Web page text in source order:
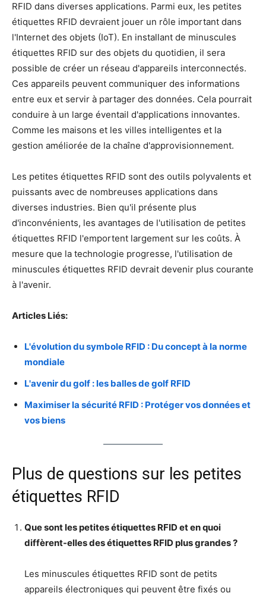
RFID dans diverses applications. Parmi eux, les petites
étiquettes RFID devraient jouer un rôle important dans
l'Internet des objets (IoT). En installant de minuscules
étiquettes RFID sur des objets du quotidien, il sera
possible de créer un réseau d'appareils interconnectés.
Ces appareils peuvent communiquer des informations
entre eux et servir à partager des données. Cela pourrait
conduire à un large éventail d'applications innovantes.
Comme les maisons et les villes intelligentes et la
gestion améliorée de la chaîne d'approvisionnement.
Les petites étiquettes RFID sont des outils polyvalents et
puissants avec de nombreuses applications dans
diverses industries. Bien qu'il présente plus
d'inconvénients, les avantages de l'utilisation de petites
étiquettes RFID l'emportent largement sur les coûts. À
mesure que la technologie progresse, l'utilisation de
minuscules étiquettes RFID devrait devenir plus courante
à l'avenir.
Articles Liés:
L'évolution du symbole RFID : Du concept à la norme
mondiale
L'avenir du golf : les balles de golf RFID
Maximiser la sécurité RFID : Protéger vos données et
vos biens
Plus de questions sur les petites
étiquettes RFID
Que sont les petites étiquettes RFID et en quoi
diffèrent-elles des étiquettes RFID plus grandes ?
Les minuscules étiquettes RFID sont de petits
appareils électroniques qui peuvent être fixés ou